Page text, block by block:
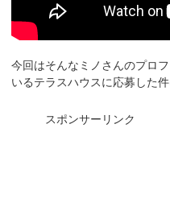
今回はそんなミノさんのプロ
いるテラスハウスに応募した
スポンサーリンク